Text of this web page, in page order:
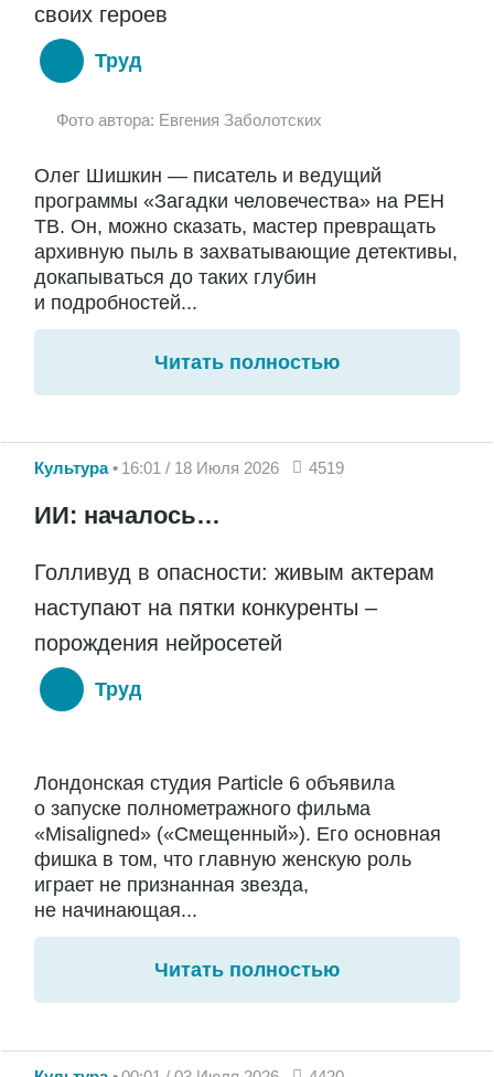
своих героев
Труд
Фото автора: Евгения Заболотских
Олег Шишкин — писатель и ведущий
программы «Загадки человечества» на РЕН
ТВ. Он, можно сказать, мастер превращать
архивную пыль в захватывающие детективы,
докапываться до таких глубин
и подробностей...
Читать полностью
Культура 16:01 / 18 Июля 2026 4519
ИИ: началось…
Голливуд в опасности: живым актерам
наступают на пятки конкуренты –
порождения нейросетей
Труд
Лондонская студия Particle 6 объявила
о запуске полнометражного фильма
«Misaligned» («Смещенный»). Его основная
фишка в том, что главную женскую роль
играет не признанная звезда,
не начинающая...
Читать полностью